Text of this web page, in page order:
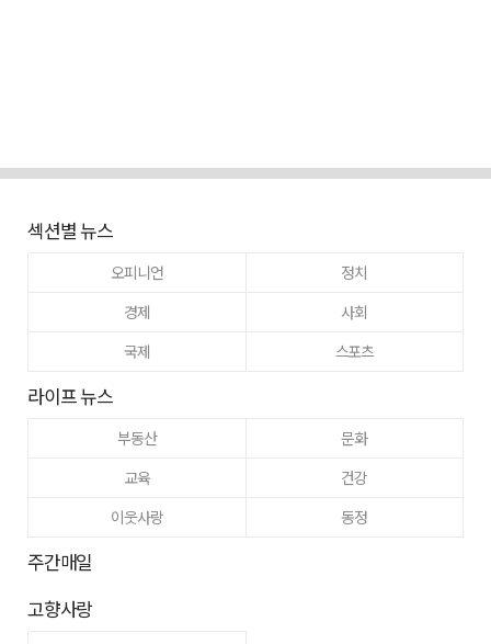
섹션별 뉴스
오피니언
정치
경제
사회
국제
스포츠
라이프 뉴스
부동산
문화
교육
건강
이웃사랑
동정
주간매일
고향사랑